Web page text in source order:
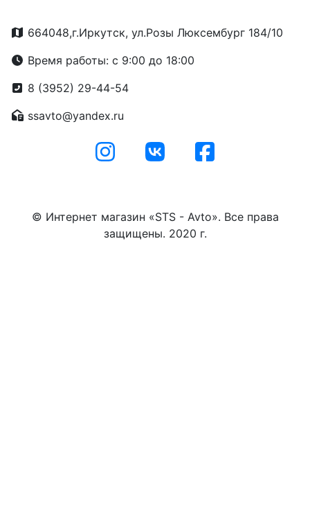
664048,г.Иркутск, ул.Розы Люксембург 184/10
Время работы: с 9:00 до 18:00
8 (3952) 29-44-54
ssavto@yandex.ru
© Интернет магазин «STS - Avto». Все права
защищены. 2020 г.